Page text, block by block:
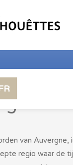
van Auvergne,
regio waar de